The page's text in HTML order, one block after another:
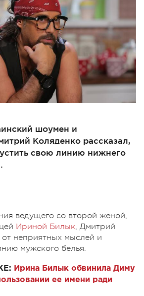
шоумен и
Коляденко рассказал,
свою линию нижнего
ведущего со второй женой,
Ириной Билык, Дмитрий
неприятных мыслей и
мужского белья.
Ирина Билык обвинила Диму
ее имени ради